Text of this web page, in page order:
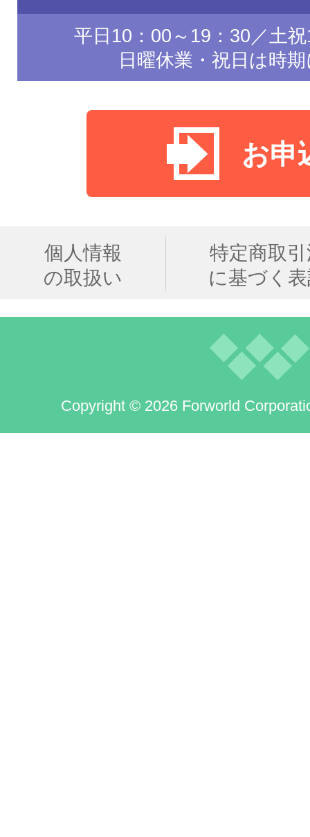
平日10：00～19：30／土
日曜休業・祝日は時
お申
個人情報
の取扱い
特定商取
に基づく
Copyright © 2026 Forworld